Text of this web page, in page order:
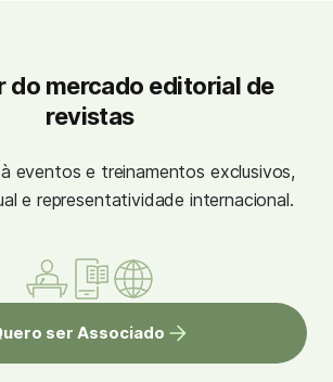
do mercado editorial de
revistas
eventos e treinamentos exclusivos,
e representatividade internacional.
ser Associado